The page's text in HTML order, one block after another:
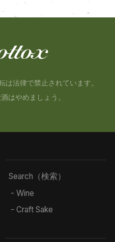
法律で禁止されています。
はやめましょう。
Search（検索）
- Wine
- Craft Sake